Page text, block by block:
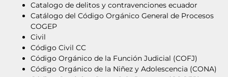
Catalogo de delitos y contravenciones ecuador
Catálogo del Código Orgánico General de Procesos
COGEP
Civil
Código Civil CC
Código Orgánico de la Función Judicial (COFJ)
Código Orgánico de la Niñez y Adolescencia (CONA)